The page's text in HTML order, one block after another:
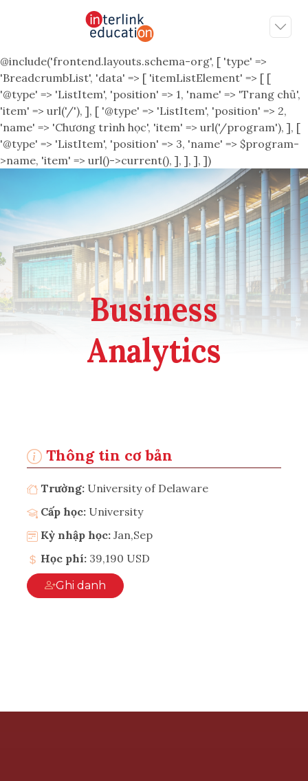
@include('frontend.layouts.schema-org', [ 'type' =>
'BreadcrumbList', 'data' => [ 'itemListElement' => [ [
'@type' => 'ListItem', 'position' => 1, 'name' => 'Trang chủ',
'item' => url('/'), ], [ '@type' => 'ListItem', 'position' => 2,
'name' => 'Chương trình học', 'item' => url('/program'), ], [
'@type' => 'ListItem', 'position' => 3, 'name' => $program-
>name, 'item' => url()->current(), ], ], ], ])
Business
Analytics
Thông tin cơ bản
Trường: University of Delaware
Cấp học: University
Kỳ nhập học: Jan,Sep
Học phí: 39,190 USD
Ghi danh